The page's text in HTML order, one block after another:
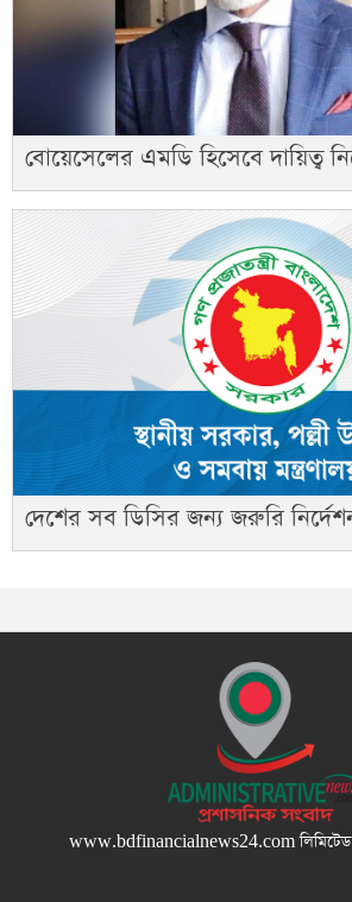
বোয়েসেলের এমডি হিসেবে দায়িত্ব
দেশের সব ডিসির জন্য জরুরি
www.bdfinancialnews24.comলিমিটেড